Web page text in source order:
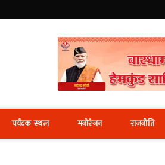
News Portal
पर्यटक स्थल मनोरंजन राजनीति